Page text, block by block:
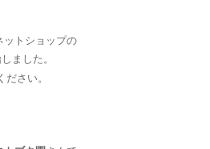
ットショップの
ました。
ださい。